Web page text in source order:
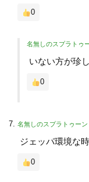
0
名無しのスプラトゥ
いない方が珍
0
名無しのスプラトゥーン
ジェッパ環境な
0